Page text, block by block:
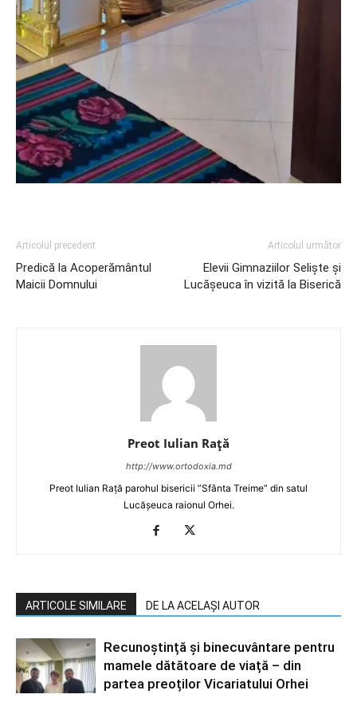
Articolul precedent
Predică la Acoperământul
Maicii Domnului
Articolul următor
Elevii Gimnaziilor Seliște și
Lucășeuca în vizită la Biserică
Preot Iulian Raţă
http://www.ortodoxia.md
Preot Iulian Rață parohul bisericii ”Sfânta Treime” din satul
Lucășeuca raionul Orhei.
ARTICOLE SIMILARE DE LA ACELAȘI AUTOR
Recunoștință și binecuvântare pentru
mamele dătătoare de viață – din
partea preoților Vicariatului Orhei